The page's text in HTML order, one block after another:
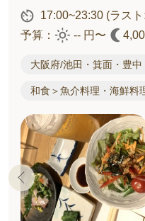
17:00~23:30 (ラス
予算：
-- 円〜
大阪府/池田・箕面・豊中
和食＞魚介料理・海鮮料